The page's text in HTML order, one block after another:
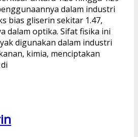
dalam industri
bias gliserin sekitar 1.47,
dalam optika. Sifat fisika ini
digunakan dalam industri
kimia, menciptakan